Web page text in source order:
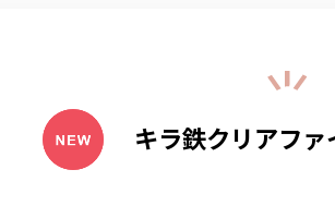
キラ鉄クリアフ